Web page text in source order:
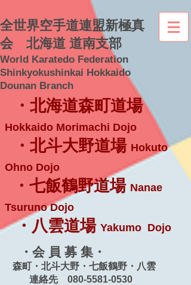
全世界空手道連盟新極真
会 北海道 道南支部
World Karatedo Federation
Shinkyokushinkai Hokkaido
Dounan Branch
・北海道森町道場
Hokkaido Morimachi Dojo
・北斗大野道場 Hokuto
Ohno Dojo
・七飯鶴野道場 Nanae
Tsuruno Dojo
・八雲道場 Yakumo Dojo
・会 員 募 集・
森町・北斗大野・七飯鶴野・八雲
連絡先 080-5581-0530